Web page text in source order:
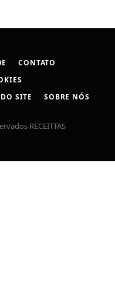
CONTATO
SITE
SOBRE NÓS
RECEITTAS